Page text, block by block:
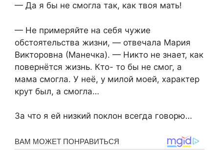
— Да я бы не смогла так, как твоя мать!
— Не примеряйте на себя чужие
обстоятельства жизни, — отвечала Мария
Викторовна (Манечка). — Никто не знает, как
повернётся жизнь. Кто- то бы не смог, а
мама смогла. У неё, у милой моей, характер
крут был, а смогла…
За что я ей низкий поклон всегда говорю…